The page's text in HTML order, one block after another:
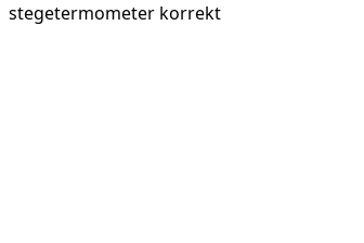
stegetermometer korrekt